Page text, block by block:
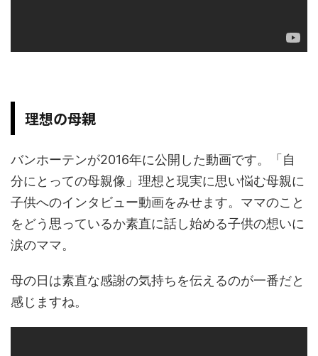
理想の母親
バンホーテンが2016年に公開した動画です。「自
分にとっての母親像」理想と現実に思い悩む母親に
子供へのインタビュー動画をみせます。ママのこと
をどう思っているか素直に話し始める子供の想いに
涙のママ。
母の日は素直な感謝の気持ちを伝えるのが一番だと
感じますね。